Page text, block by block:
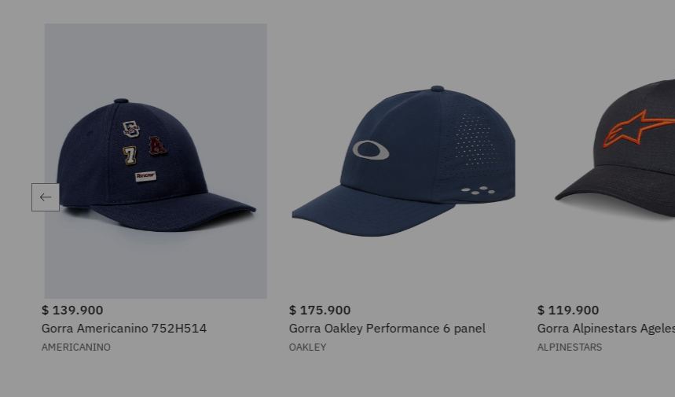
$ 139.900
Gorra Americanino 752H514
AMERICANINO
$ 175.900
Gorra Oakley Performance 6 panel
OAKLEY
$ 119.900
Gorra Alpinestars
ALPINESTARS